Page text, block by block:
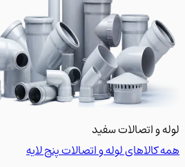
و اتصالات سفید
لوله و اتصالات پنج لایه